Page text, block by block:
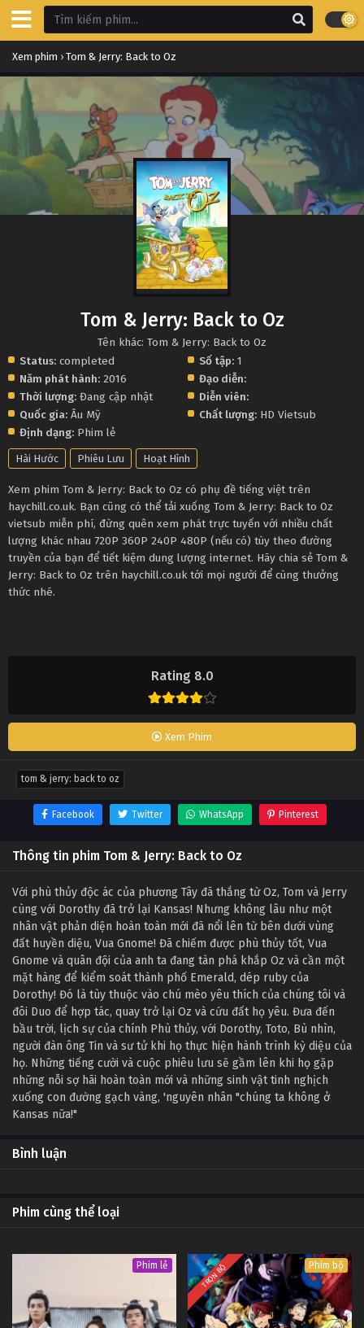
Xem phim › Tom & Jerry: Back to Oz
Rating 8.0
Xem Phim
Tom & Jerry: Back to Oz
Tên khác: Tom & Jerry: Back to Oz
Status: completed
Năm phát hành: 2016
Thời lượng: Đang cập nhật
Quốc gia: Âu Mỹ
Định dạng: Phim lẻ
Số tập: 1
Đạo diễn:
Diễn viên:
Chất lượng: HD Vietsub
Hài Hước Phiêu Lưu Hoạt Hình
Xem phim Tom & Jerry: Back to Oz có phụ đề tiếng việt trên
haychill.co.uk. Bạn cũng có thể tải xuống Tom & Jerry: Back to Oz
vietsub miễn phí, đừng quên xem phát trực tuyến với nhiều chất
lượng khác nhau 720P 360P 240P 480P (nếu có) tùy theo đường
truyền của bạn để tiết kiệm dung lượng internet. Hãy chia sẻ Tom &
Jerry: Back to Oz trên haychill.co.uk tới mọi người để cùng thưởng
thức nhé.
tom & jerry: back to oz
Facebook Twitter WhatsApp Pinterest
Thông tin phim Tom & Jerry: Back to Oz
Với phù thủy độc ác của phương Tây đã thắng từ Oz, Tom và Jerry
cùng với Dorothy đã trở lại Kansas! Nhưng không lâu như một
nhân vật phản diện hoàn toàn mới đã nổi lên từ bên dưới vùng
đất huyền diệu, Vua Gnome! Đã chiếm được phù thủy tốt, Vua
Gnome và quân đội của anh ta đang tàn phá khắp Oz và cần một
mặt hàng để kiểm soát thành phố Emerald, dép ruby của
Dorothy! Đó là tùy thuộc vào chú mèo yêu thích của chúng tôi và
đôi Duo để hợp tác, quay trở lại Oz và cứu đất họ yêu. Đưa đến
bầu trời, lịch sự của chính Phù thủy, với Dorothy, Toto, Bù nhìn,
người đàn ông Tin và sư tử khi họ thực hiện hành trình kỳ diệu của
họ. Những tiếng cười và cuộc phiêu lưu sẽ gầm lên khi họ gặp
những nỗi sợ hãi hoàn toàn mới và những sinh vật tinh nghịch
xuống con đường gạch vàng, 'nguyên nhân "chúng ta không ở
Kansas nữa!"
Bình luận
Phim cùng thể loại
Phim lẻ TRỌN BỘ Phim bộ